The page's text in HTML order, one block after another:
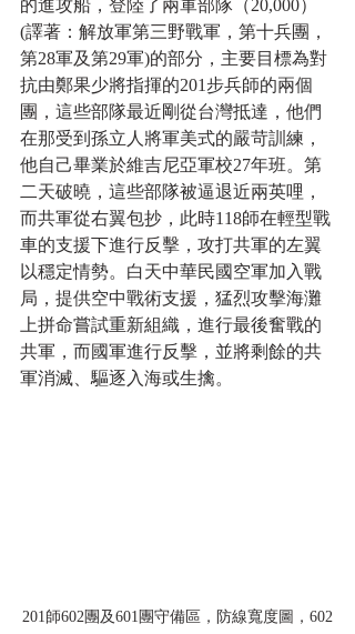
的進攻船，登陸了兩軍部隊（20,000）
(譯著：解放軍第三野戰軍，第十兵團，
第28軍及第29軍)的部分，主要目標為對
抗由鄭果少將指揮的201步兵師的兩個
團，這些部隊最近剛從台灣抵達，他們
在那受到孫立人將軍美式的嚴苛訓練，
他自己畢業於維吉尼亞軍校27年班。第
二天破曉，這些部隊被逼退近兩英哩，
而共軍從右翼包抄，此時118師在輕型戰
車的支援下進行反擊，攻打共軍的左翼
以穩定情勢。白天中華民國空軍加入戰
局，提供空中戰術支援，猛烈攻擊海灘
上拼命嘗試重新組織，進行最後奮戰的
共軍，而國軍進行反擊，並將剩餘的共
軍消滅、驅逐入海或生擒。
201師602團及601團守備區，防線寬度圖，602